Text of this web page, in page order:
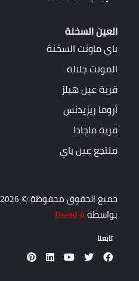
العين السخنة
باي ماونت السخنة
المونت جلالة
قرية عين هيلز
أروما ريزيدنس
قرية ماجادا
منتجع عين باي
بواسطة Brand it
تابعنا